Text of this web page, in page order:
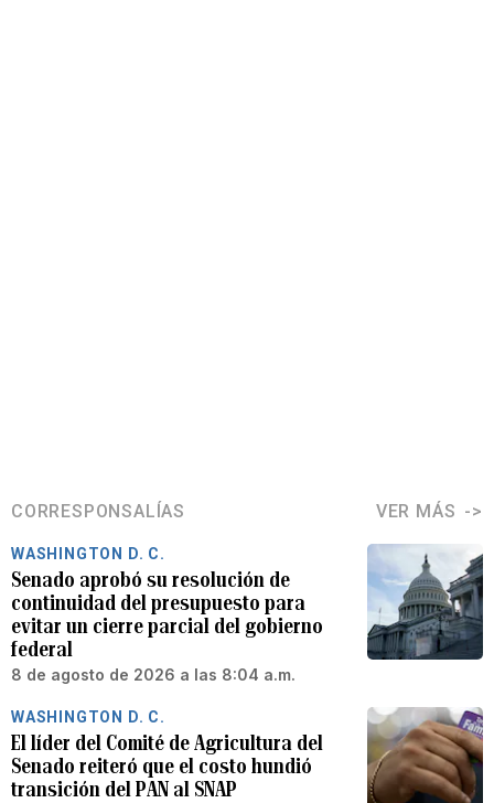
CORRESPONSALÍAS VER MÁS
WASHINGTON D. C.
Senado aprobó su resolución de
continuidad del presupuesto para
evitar un cierre parcial del gobierno
federal
8 de agosto de 2026 a las 8:04 a.m.
WASHINGTON D. C.
El líder del Comité de Agricultura del
Senado reiteró que el costo hundió
transición del PAN al SNAP